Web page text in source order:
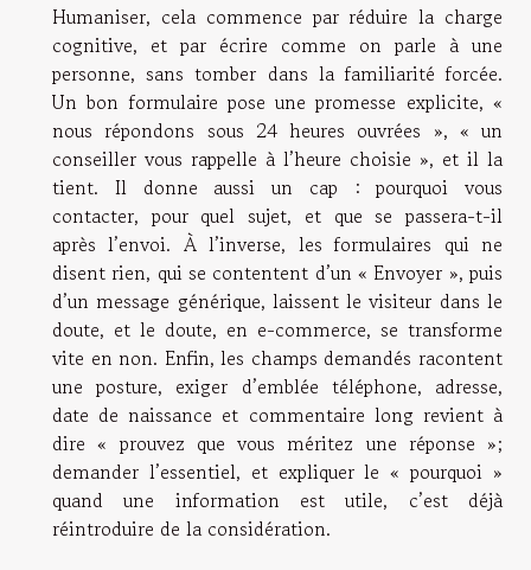
Humaniser, cela commence par réduire la charge
cognitive, et par écrire comme on parle à une
personne, sans tomber dans la familiarité forcée.
Un bon formulaire pose une promesse explicite, «
nous répondons sous 24 heures ouvrées », « un
conseiller vous rappelle à l’heure choisie », et il la
tient. Il donne aussi un cap : pourquoi vous
contacter, pour quel sujet, et que se passera-t-il
après l’envoi. À l’inverse, les formulaires qui ne
disent rien, qui se contentent d’un « Envoyer », puis
d’un message générique, laissent le visiteur dans le
doute, et le doute, en e-commerce, se transforme
vite en non. Enfin, les champs demandés racontent
une posture, exiger d’emblée téléphone, adresse,
date de naissance et commentaire long revient à
dire « prouvez que vous méritez une réponse »;
demander l’essentiel, et expliquer le « pourquoi »
quand une information est utile, c’est déjà
réintroduire de la considération.